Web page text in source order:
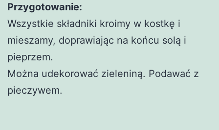
Przygotowanie:
Wszystkie składniki kroimy w kostkę i
mieszamy, doprawiając na końcu solą i
pieprzem.
Można udekorować zieleniną. Podawać z
pieczywem.